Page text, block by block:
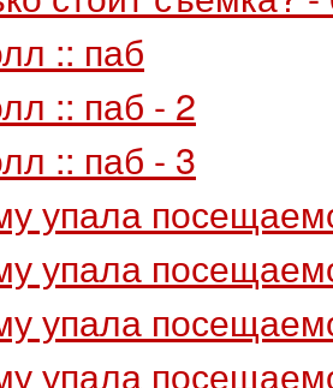
:: паб
:: паб - 2
:: паб - 3
упала
упала
упала
упала